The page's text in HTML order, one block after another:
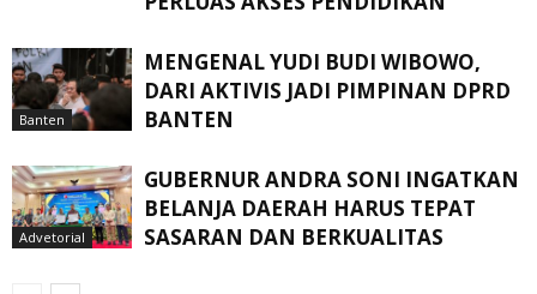
Banten
MENGENAL YUDI BUDI WIBOWO,
DARI AKTIVIS JADI PIMPINAN DPRD
BANTEN
Advetorial
GUBERNUR ANDRA SONI INGATKAN
BELANJA DAERAH HARUS TEPAT
SASARAN DAN BERKUALITAS